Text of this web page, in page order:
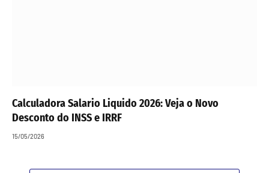
Calculadora Salario Liquido 2026: Veja o Novo
Desconto do INSS e IRRF
15/05/2026